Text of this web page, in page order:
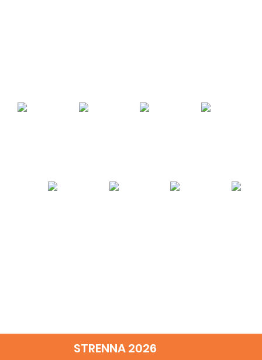
STRENNA 2026